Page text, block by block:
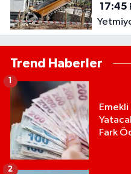
17:45
Trend Haberler
Emekli
Fark
1
2